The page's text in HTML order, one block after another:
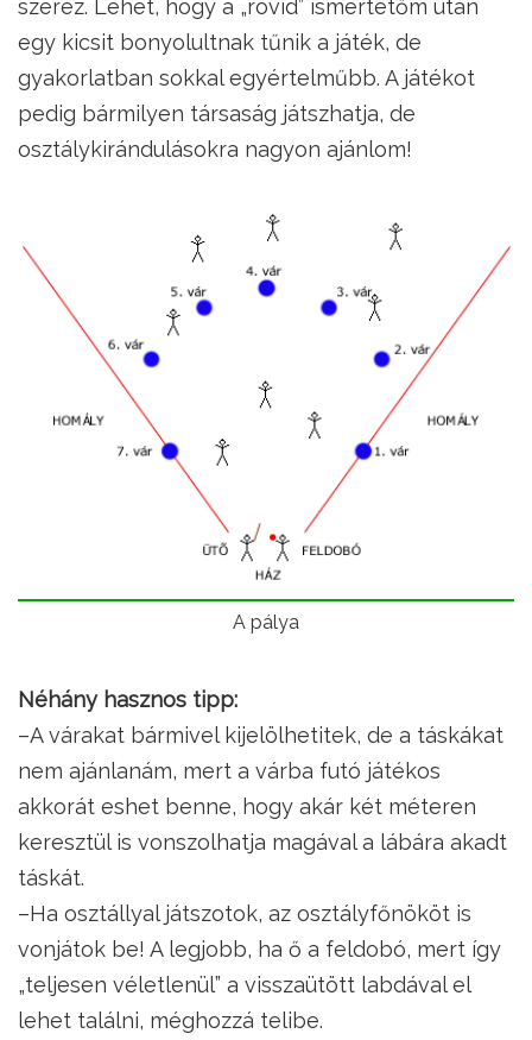
szerez. Lehet, hogy a „rövid” ismertetőm után
egy kicsit bonyolultnak tűnik a játék, de
gyakorlatban sokkal egyértelműbb. A játékot
pedig bármilyen társaság játszhatja, de
osztálykirándulásokra nagyon ajánlom!
A pálya
Néhány hasznos tipp:
–A várakat bármivel kijelölhetitek, de a táskákat
nem ajánlanám, mert a várba futó játékos
akkorát eshet benne, hogy akár két méteren
keresztül is vonszolhatja magával a lábára akadt
táskát.
–Ha osztállyal játszotok, az osztályfőnököt is
vonjátok be! A legjobb, ha ő a feldobó, mert így
„teljesen véletlenül” a visszaütött labdával el
lehet találni, méghozzá telibe.